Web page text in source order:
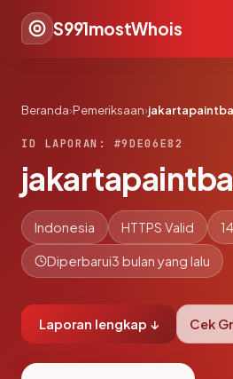
S991mostWhois
Beranda›Pemeriksaan›
ID LAPORAN: #9DE06E82
Indonesia HTTPS Valid
Diperbarui3 bulan yang lalu
Laporan lengkap ↓ Cek